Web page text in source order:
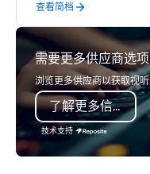
that are accessible to
of our corporate clients
NFL, Formula 1, Toyota,
Johnson, Comcast,
Lululemon, Hilton, Four
Amazon, Coca Cola, IKEA,
Soleil + more! We're an ongoing
partner with IMEX, Cvent,
Catersource + The
BizBash + more!
查看简档
需要更多供应商选
浏览更多供应商以获取视
了解更多信息
技术支持